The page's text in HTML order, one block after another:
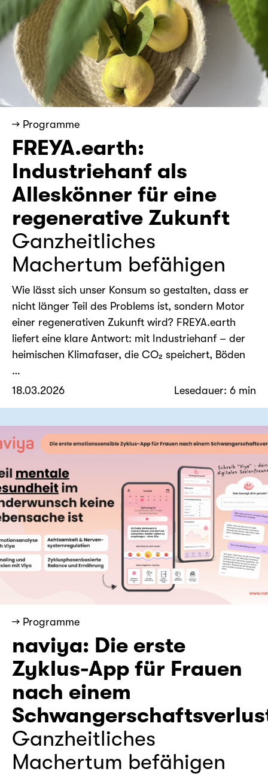
→ Programme
FREYA.earth:
Industriehanf als
Alleskönner für eine
regenerative Zukunft
Ganzheitliches
Machertum befähigen
Wie lässt sich unser Konsum so gestalten, dass er
nicht länger Teil des Problems ist, sondern Motor
einer regenerativen Zukunft wird? FREYA.earth
liefert eine klare Antwort: mit Industriehanf – der
heimischen Klimafaser, die CO₂ speichert, Böden
…
18.03.2026
Lesedauer: 6 min
→ Programme
naviya: Die erste
Zyklus-App für Frauen
nach einem
Ganzheitliches
Machertum befähigen